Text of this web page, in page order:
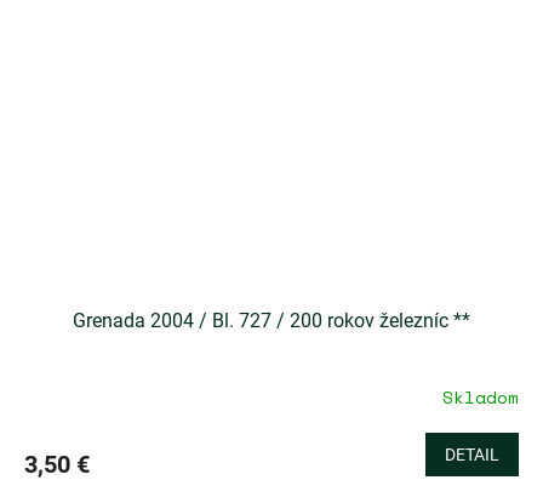
Grenada 2004 / Bl. 727 / 200 rokov železníc **
Skladom
3,50 € DETAIL